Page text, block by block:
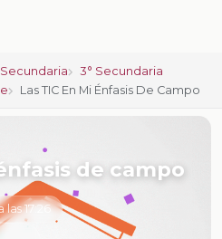
Secundaria
3° Secundaria
Las TIC En Mi Énfasis De Campo
de campo
17:26